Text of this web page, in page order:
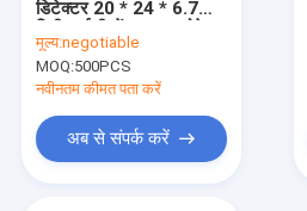
डिटेक्टर 20 * 24 * 6.7
मूल्य:negotiable
MOQ:500PCS
नवीनतम कीमत पता करें
अब से संपर्क करें